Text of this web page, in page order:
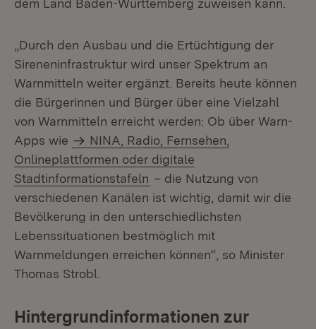
dem Land Baden-Württemberg zuweisen kann.
„Durch den Ausbau und die Ertüchtigung der
Sireneninfrastruktur wird unser Spektrum an
Warnmitteln weiter ergänzt. Bereits heute können
die Bürgerinnen und Bürger über eine Vielzahl
von Warnmitteln erreicht werden: Ob über Warn-
Apps wie
NINA, Radio, Fernsehen,
Onlineplattformen oder digitale
Stadtinformationstafeln – die Nutzung von
verschiedenen Kanälen ist wichtig, damit wir die
Bevölkerung in den unterschiedlichsten
Lebenssituationen bestmöglich mit
Warnmeldungen erreichen können“, so Minister
Thomas Strobl.
Hintergrundinformationen zur